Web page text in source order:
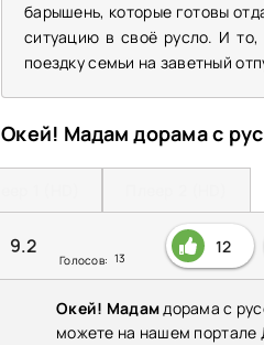
барышень, которые готовы
ситуацию в своё русло. И
поездку семьи на заветный
Окей! Мадам дорама с
9.2
Голосов: 13
12
Окей! Мадамдорама с
можете на нашем портале